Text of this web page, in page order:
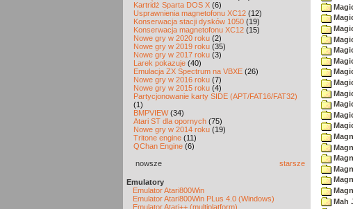
Kartridż Sparta DOS X (6)
Usprawnienia magnetofonu XC12 (12)
Konserwacja stacji dysków 1050 (19)
Konserwacja magnetofonu XC12 (15)
Nowe gry w 2020 roku (2)
Nowe gry w 2019 roku (35)
Nowe gry w 2017 roku (3)
Larek pokazuje (40)
Emulacja ZX Spectrum na VBXE (26)
Nowe gry w 2016 roku (7)
Nowe gry w 2015 roku (4)
Partycjonowanie karty SIDE (APT/FAT16/FAT32)
(1)
BMPVIEW(34)
Atari ST dla opornych (75)
Nowe gry w 2014 roku (19)
Tritone engine (11)
QChan Engine (6)
nowsze starsze
Emulatory
Emulator Atari800Win
Emulator Atari800Win PLus 4.0 (Windows)
Emulator Atari++ (multiplatform)
Mah